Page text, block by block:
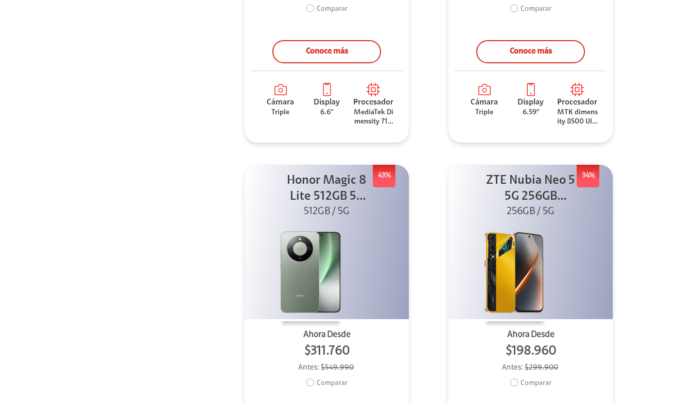
Comparar
Conoce más
Cámara
Triple
Display
6.6''
Procesador
MediaTek Di
mensity 710
Comparar
Conoce más
Cámara
Triple
Display
6.59"
Procesador
MTK dimens
ity 8500 Ultr
43%
Honor Magic 8
Lite 512GB 5G
Verde
512GB / 5G
Ahora Desde
$311.760
Antes:$549.990
Comparar
34%
ZTE Nubia Neo 5
5G 256GB
Dorado
256GB / 5G
Ahora Desde
$198.960
Antes: $299.900
Comparar